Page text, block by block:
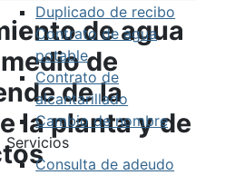
Duplicado de recibo
Contrato de agua
potable
Contrato de
alcantarillado
Cambio de nombre
Servicios
Consulta de adeudo
de agua
de
de la
la planta y de